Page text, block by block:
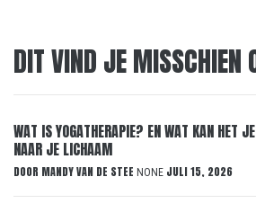
DIT VIND JE MISSCHIEN
WAT IS YOGATHERAPIE? EN WAT KAN HET
NAAR JE LICHAAM
DOOR MANDY VAN DE STEE NONE JULI 15, 2026